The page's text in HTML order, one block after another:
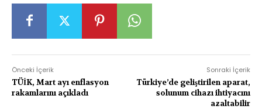
Önceki İçerik
TÜİK, Mart ayı enflasyon
rakamlarını açıkladı
Sonraki İçerik
Türkiye’de geliştirilen aparat,
solunum cihazı ihtiyacını
azaltabilir